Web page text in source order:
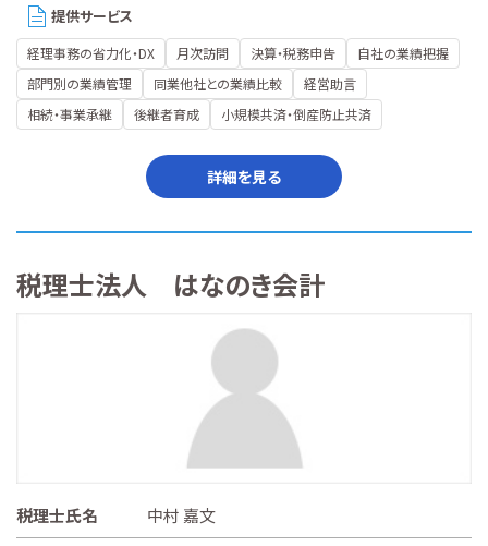
提供サービス
経理事務の省力化・DX 月次訪問 決算・税務申告
自社の業績把握
部門別の業績管理
同業他社との業績比較
経営助言
相続・事業承継
後継者育成 小規模共済・倒産防止共済
詳細を見る
税理士法人 はなのき会計
税理士氏名
中村 嘉文